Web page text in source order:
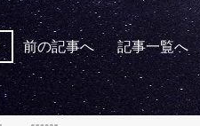
前の記事へ 記事一覧へ